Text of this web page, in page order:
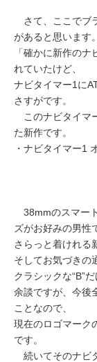
さて、ここでブ
があると思います。
「確かに新作の
れていたけど、
ナビタイマー1に
さすがです。
このナビタイマ
た新作です。
・ナビタイマー1
38mmのスマー
ズがお好みの男性
さらっと着けれる
そしてお気づきの
クラシックな“B”
余談ですが、今後
ことなので、
現在のロゴマーク
です。
続いてそのナビ